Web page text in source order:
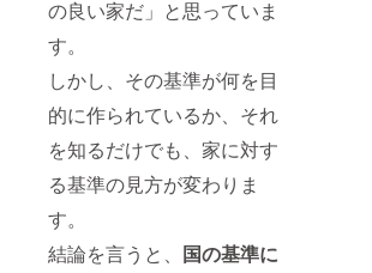
の良い家だ」と思っていま
す。
しかし、その基準が何を目
的に作られているか、それ
を知るだけでも、家に対す
る基準の見方が変わりま
す。
結論を言うと、 国の基準に